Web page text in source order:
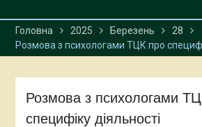
Головна 2025 Березень
28
Розмова з психологами ТЦК про
Розмова з психологами
специфіку діяльності